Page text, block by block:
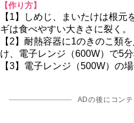
【作り方】
【1】しめじ、まいたけは根
ギは食べやすい大きさに裂く。
【2】耐熱容器に1のきのこ類を
け、電子レンジ（600W）で5分
【3】電子レンジ（500W）の
ADの後にコン